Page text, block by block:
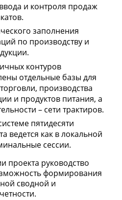
и контроля продаж
заполнения
по производству и
контуров
отдельные базы для
производства
и продуктов питания, а
– сети трактиров.
пятидесяти
ведется как в локальной
сессии.
проекта руководство
формирования
сводной и